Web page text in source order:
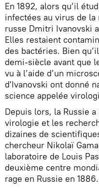
En 1892, alors qu’il
infectées au virus de
russe Dmitri Ivanovski
Elles restaient
des bactéries. Bien
demi-siècle avant que
vu à l’aide d’un
d'Ivanovski ont donné
science appelée
Depuis lors, la Russie
virologie et les
dizaines de
chercheur Nikolaï
laboratoire de Louis
deuxième centre
rage en Russie en 1886.